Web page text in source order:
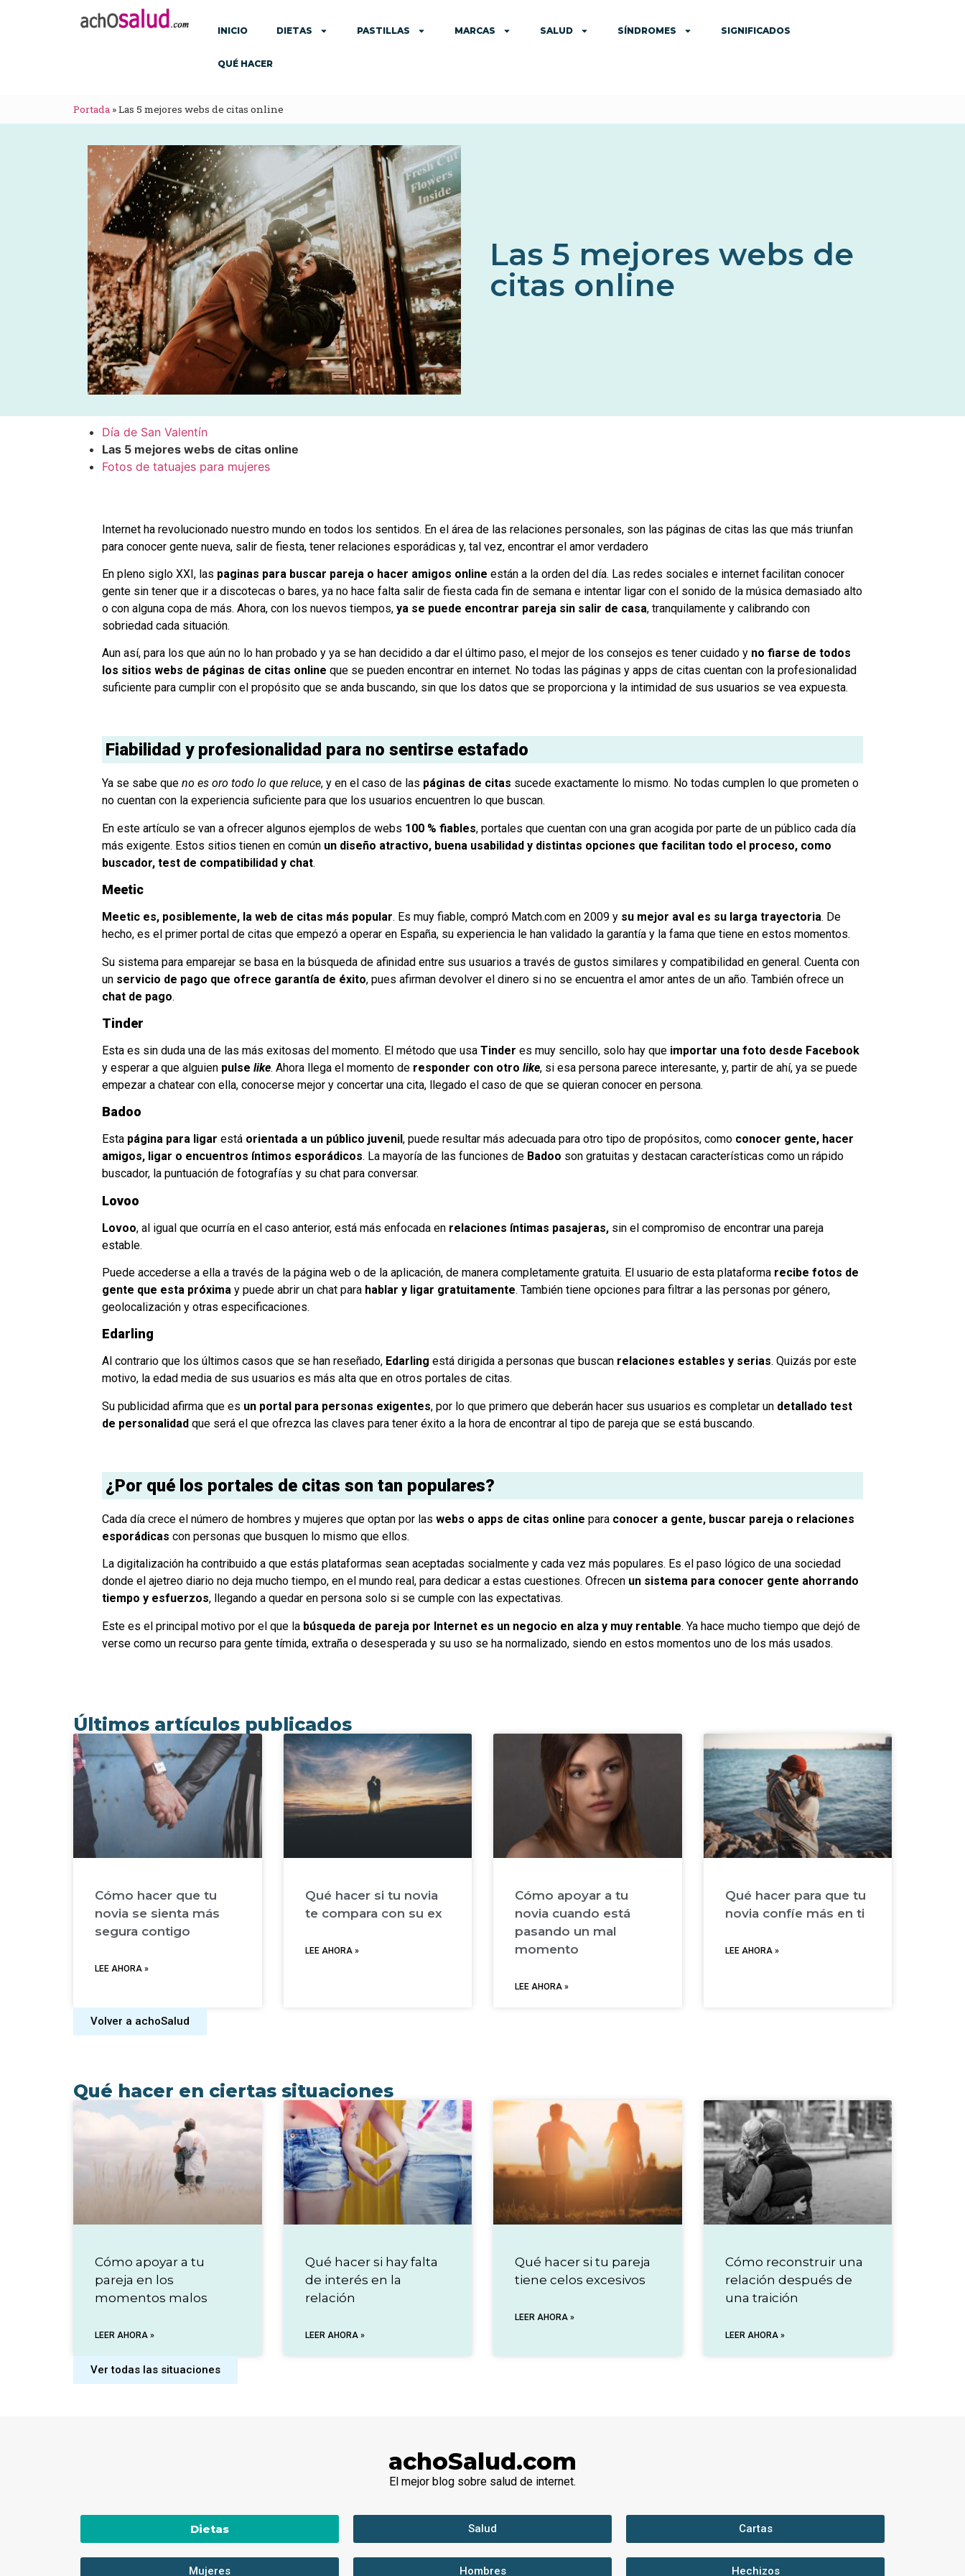
INICIO DIETAS PASTILLAS MARCAS SALUD SÍNDROMES SIGNIFICADOS
QUÉ HACER
Portada »Las 5 mejores webs de citas online
Las 5 mejores webs de
citas online
Día de San Valentín
Las 5 mejores webs de citas online
Fotos de tatuajes para mujeres
Internet ha revolucionado nuestro mundo en todos los sentidos. En el área de las relaciones personales, son las páginas de citas las que más triunfan
para conocer gente nueva, salir de fiesta, tener relaciones esporádicas y, tal vez, encontrar el amor verdadero
En pleno siglo XXI, las paginas para buscar pareja o hacer amigos online están a la orden del día. Las redes sociales e internet facilitan conocer
gente sin tener que ir a discotecas o bares, ya no hace falta salir de fiesta cada fin de semana e intentar ligar con el sonido de la música demasiado alto
o con alguna copa de más. Ahora, con los nuevos tiempos, ya se puede encontrar pareja sin salir de casa, tranquilamente y calibrando con
sobriedad cada situación.
Aun así, para los que aún no lo han probado y ya se han decidido a dar el último paso, el mejor de los consejos es tener cuidado y no fiarse de todos
los sitios webs de páginas de citas online que se pueden encontrar en internet. No todas las páginas y apps de citas cuentan con la profesionalidad
suficiente para cumplir con el propósito que se anda buscando, sin que los datos que se proporciona y la intimidad de sus usuarios se vea expuesta.
Fiabilidad y profesionalidad para no sentirse estafado
Ya se sabe que no es oro todo lo que reluce, y en el caso de las páginas de citas sucede exactamente lo mismo. No todas cumplen lo que prometen o
no cuentan con la experiencia suficiente para que los usuarios encuentren lo que buscan.
En este artículo se van a ofrecer algunos ejemplos de webs 100 % fiables, portales que cuentan con una gran acogida por parte de un público cada día
más exigente. Estos sitios tienen en común un diseño atractivo, buena usabilidad y distintas opciones que facilitan todo el proceso, como
buscador, test de compatibilidad y chat.
Meetic
Meetic es, posiblemente, la web de citas más popular. Es muy fiable, compró Match.com en 2009 y su mejor aval es su larga trayectoria. De
hecho, es el primer portal de citas que empezó a operar en España, su experiencia le han validado la garantía y la fama que tiene en estos momentos.
Su sistema para emparejar se basa en la búsqueda de afinidad entre sus usuarios a través de gustos similares y compatibilidad en general. Cuenta con
un servicio de pago que ofrece garantía de éxito, pues afirman devolver el dinero si no se encuentra el amor antes de un año. También ofrece un
chat de pago.
Tinder
Esta es sin duda una de las más exitosas del momento. El método que usa Tinder es muy sencillo, solo hay que importar una foto desde Facebook
y esperar a que alguien pulse like. Ahora llega el momento de responder con otro like, si esa persona parece interesante, y, partir de ahí, ya se puede
empezar a chatear con ella, conocerse mejor y concertar una cita, llegado el caso de que se quieran conocer en persona.
Badoo
Esta página para ligar está orientada a un público juvenil , puede resultar más adecuada para otro tipo de propósitos, como conocer gente, hacer
amigos, ligar o encuentros íntimos esporádicos. La mayoría de las funciones de Badoo son gratuitas y destacan características como un rápido
buscador, la puntuación de fotografías y su chat para conversar.
Lovoo
Lovoo, al igual que ocurría en el caso anterior, está más enfocada en relaciones íntimas pasajeras, sin el compromiso de encontrar una pareja
estable.
Puede accederse a ella a través de la página web o de la aplicación, de manera completamente gratuita. El usuario de esta plataforma recibe fotos de
gente que esta próxima y puede abrir un chat para hablar y ligar gratuitamente. También tiene opciones para filtrar a las personas por género,
geolocalización y otras especificaciones.
Edarling
Al contrario que los últimos casos que se han reseñado, Edarling está dirigida a personas que buscan relaciones estables y serias. Quizás por este
motivo, la edad media de sus usuarios es más alta que en otros portales de citas.
Su publicidad afirma que es un portal para personas exigentes, por lo que primero que deberán hacer sus usuarios es completar un detallado test
de personalidad que será el que ofrezca las claves para tener éxito a la hora de encontrar al tipo de pareja que se está buscando.
¿Por qué los portales de citas son tan populares?
Cada día crece el número de hombres y mujeres que optan por las webs o apps de citas online para conocer a gente, buscar pareja o relaciones
esporádicas con personas que busquen lo mismo que ellos.
La digitalización ha contribuido a que estás plataformas sean aceptadas socialmente y cada vez más populares. Es el paso lógico de una sociedad
donde el ajetreo diario no deja mucho tiempo, en el mundo real, para dedicar a estas cuestiones. Ofrecen un sistema para conocer gente ahorrando
tiempo y esfuerzos, llegando a quedar en persona solo si se cumple con las expectativas.
Este es el principal motivo por el que la búsqueda de pareja por Internet es un negocio en alza y muy rentable. Ya hace mucho tiempo que dejó de
verse como un recurso para gente tímida, extraña o desesperada y su uso se ha normalizado, siendo en estos momentos uno de los más usados.
Últimos artículos publicados
Cómo hacer que tu
novia se sienta más
segura contigo
LEE AHORA »
Qué hacer si tu novia
te compara con su ex
LEE AHORA »
Cómo apoyar a tu
novia cuando está
pasando un mal
momento
LEE AHORA »
Qué hacer para que tu
novia confíe más en ti
LEE AHORA »
Volver a achoSalud
Qué hacer en ciertas situaciones
Cómo apoyar a tu
pareja en los
momentos malos
LEER AHORA »
Qué hacer si hay falta
de interés en la
relación
LEER AHORA »
Qué hacer si tu pareja
tiene celos excesivos
LEER AHORA »
Cómo reconstruir una
relación después de
una traición
LEER AHORA »
Ver todas las situaciones
achoSalud.com
El mejor blog sobre salud de internet.
Salud Cartas
Mujeres Hombres Hechizos
Dietas